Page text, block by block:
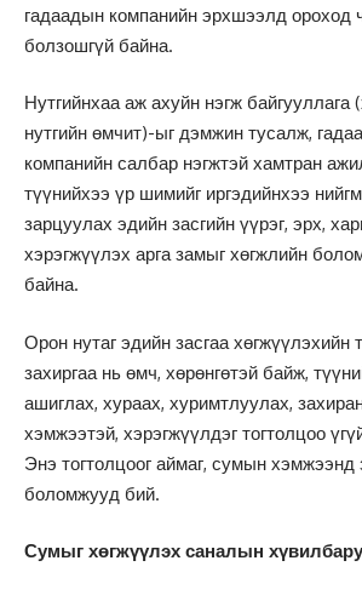
гадаадын компанийн эрхшээлд ороход
болзошгүй байна.
Нутгийнхаа аж ахуйн нэгж байгууллага
нутгийн өмчит)-ыг дэмжин тусалж,
компанийн салбар нэгжтэй хамтран
түүнийхээ үр шимийг иргэдийнхээ
зарцуулах эдийн засгийн үүрэг, эрх,
хэрэгжүүлэх арга замыг хөгжлийн
байна.
Орон нутаг эдийн засгаа хөгжүүлэхийн
захиргаа нь өмч, хөрөнгөтэй байж,
ашиглах, хураах, хуримтлуулах,
хэмжээтэй, хэрэгжүүлдэг тогтолцоо
Энэ тогтолцоог аймаг, сумын хэмжээнд
боломжууд бий.
Сумыг хөгжүүлэх саналын